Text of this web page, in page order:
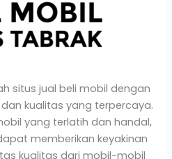
situs jual beli mobil dengan
kualitas yang terpercaya.
yang terlatih dan handal,
memberikan keyakinan
kualitas dari mobil-mobil